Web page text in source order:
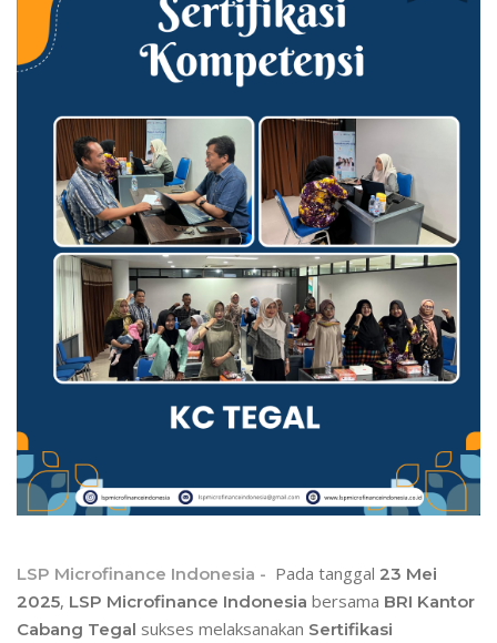
LSP Microfinance Indonesia - Pada tanggal 23 Mei
2025, LSP Microfinance Indonesia bersama BRI Kantor
Cabang Tegal sukses melaksanakan Sertifikasi